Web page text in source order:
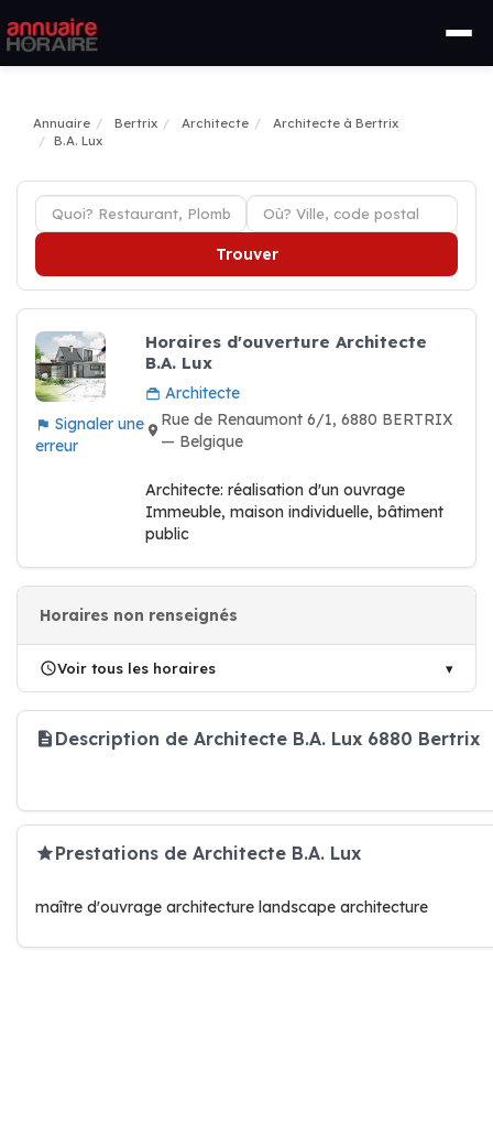
Annuaire Bertrix Architecte
Architecte à Bertrix
B.A. Lux
Trouver
Signaler une
erreur
Horaires d'ouverture Architecte
B.A. Lux
Architecte
Rue de Renaumont 6/1, 6880 BERTRIX
— Belgique
Architecte: réalisation d'un ouvrage
Immeuble, maison individuelle, bâtiment
public
Horaires non renseignés
Voir tous les horaires
Description de Architecte B.A. Lux 6880 Bertrix
Prestations de Architecte B.A. Lux
maître d'ouvrage architecture landscape architecture